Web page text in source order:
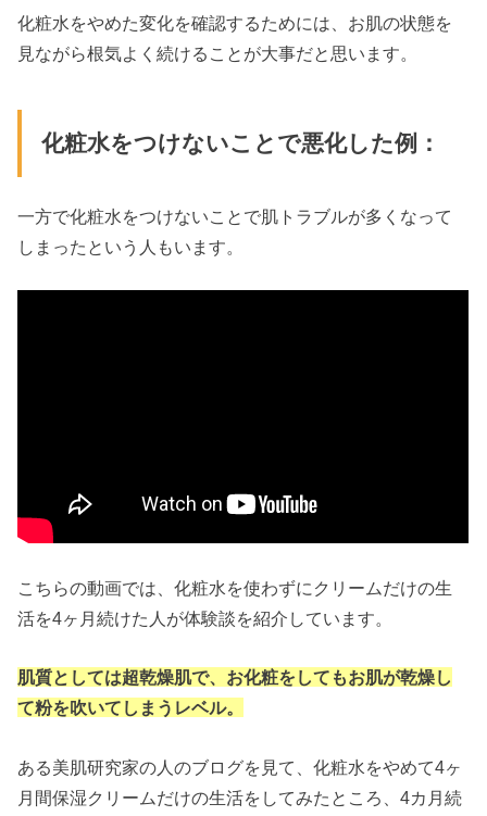
化粧水をやめた変化を確認するためには、お肌の状態を
見ながら根気よく続けることが大事だと思います。
化粧水をつけないことで悪化した例：
一方で化粧水をつけないことで肌トラブルが多くなって
しまったという人もいます。
こちらの動画では、化粧水を使わずにクリームだけの生
活を4ヶ月続けた人が体験談を紹介しています。
肌質としては超乾燥肌で、お化粧をしてもお肌が乾燥し
て粉を吹いてしまうレベル。
ある美肌研究家の人のブログを見て、化粧水をやめて4ヶ
月間保湿クリームだけの生活をしてみたところ、4カ月続